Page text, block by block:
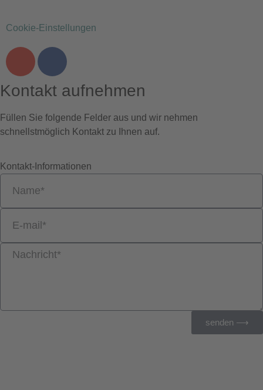
Cookie-Einstellungen
Kontakt aufnehmen
Füllen Sie folgende Felder aus und wir nehmen
schnellstmöglich Kontakt zu Ihnen auf.
Kontakt-Informationen
senden ⟶